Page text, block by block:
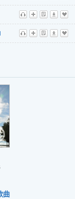
听
播 歌 下 收
听
播 歌 下 收
听
播 歌 下 收
曲